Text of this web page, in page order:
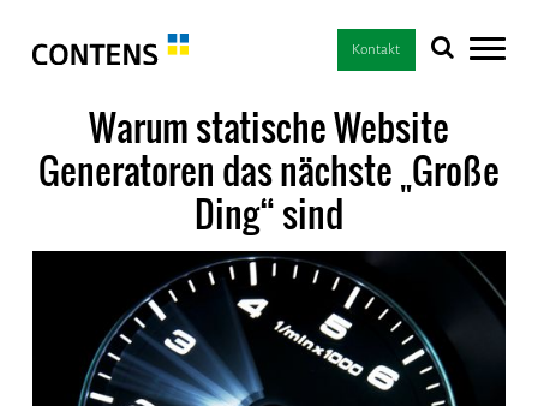
Kontakt
Warum statische Website
Generatoren das nächste „Große
Ding“ sind